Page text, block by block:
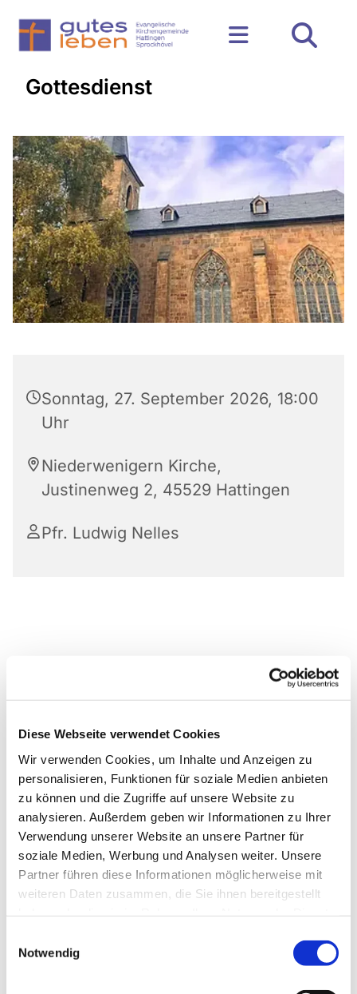
Diese Webseite verwendet Cookies
Wir verwenden Cookies, um Inhalte und Anzeigen zu
personalisieren, Funktionen für soziale Medien anbieten
zu können und die Zugriffe auf unsere Website zu
analysieren. Außerdem geben wir Informationen zu Ihrer
Verwendung unserer Website an unsere Partner für
soziale Medien, Werbung und Analysen weiter. Unsere
Partner führen diese Informationen möglicherweise mit
weiteren Daten zusammen, die Sie ihnen bereitgestellt
Notwendig
Gottesdienst
Sonntag, 27. September 2026, 18:00
Uhr
Niederwenigern Kirche,
Justinenweg 2, 45529 Hattingen
Pfr. Ludwig Nelles